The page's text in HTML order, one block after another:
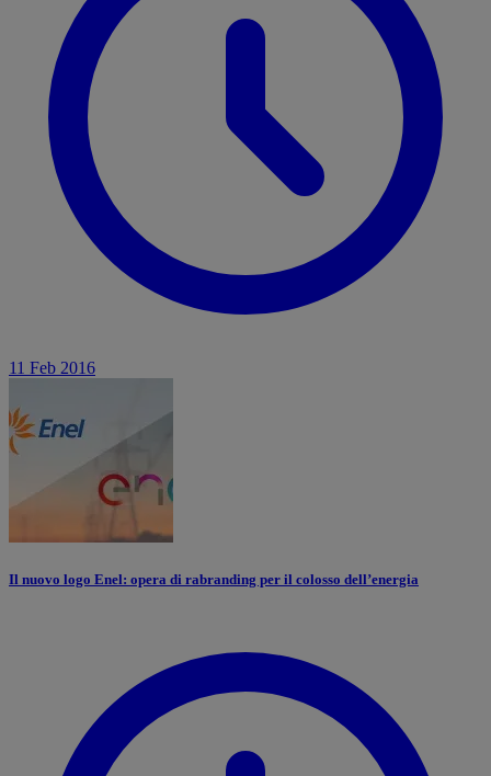
11 Feb 2016
Il nuovo logo Enel: opera di rabranding per il colosso dell’energia